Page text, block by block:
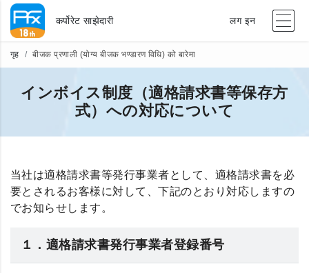
कर्पोरेट साझेदारी लग इन
गृह बीजक प्रणाली (योग्य बीजक भण्डारण विधि) को बारेमा
インボイス制度（適格請求書等保存方
式）への対応について
当社は適格請求書等発行事業者として、適格請求書を必
要とされるお客様に対して、下記のとおり対応しますの
でお知らせします。
１．適格請求書発行事業者登録番号